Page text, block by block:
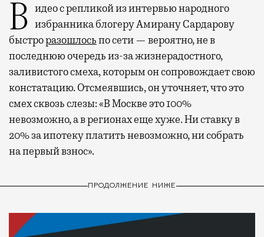
Видео с репликой из интервью народного избранника блогеру Амирану Сардарову
быстроразошлосьпо сети — вероятно, не в
последнюю очередь из-за жизнерадостного,
заливистого смеха, которым он сопровождает свою
констатацию. Отсмеявшись, он уточняет, что это
смех сквозь слезы: «В Москве это 100%
невозможно, а в регионах еще хуже. Ни ставку в
20% за ипотеку платить невозможно, ни собрать
на первый взнос».
ПРОДОЛЖЕНИЕ НИЖЕ